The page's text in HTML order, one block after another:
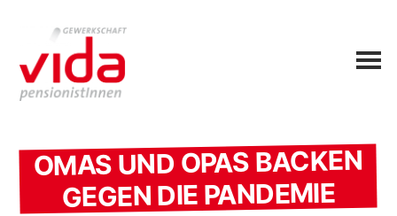
OMAS UND OPAS BACKEN
GEGEN DIE PANDEMIE